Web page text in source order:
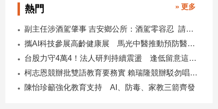
命
理
消
親
熱門 » 更多
副主任涉酒駕肇事 吉安鄉公所：酒駕零容忍 請辭獲准
攜AI科技參展高齡健康展 馬光中醫推動預防醫學迎接長壽新經濟
台股力守4萬4！法人研判持續震盪 逢低留意這些族群
柯志恩競辦批雙語教育要務實 賴瑞隆競辦駁勿唱衰高雄
陳怡珍籲強化教育支持 AI、防毒、家教三箭齊發